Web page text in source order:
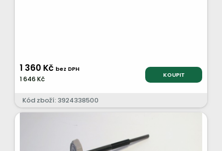
1 360 Kč bez DPH
1 646 Kč KOUPIT
Kód zboží: 3924338500